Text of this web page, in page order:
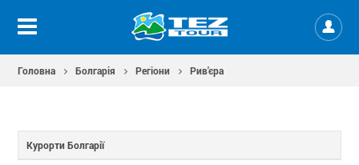
Головна Болгарія Регіони Рив'єра
Курорти Болгарії